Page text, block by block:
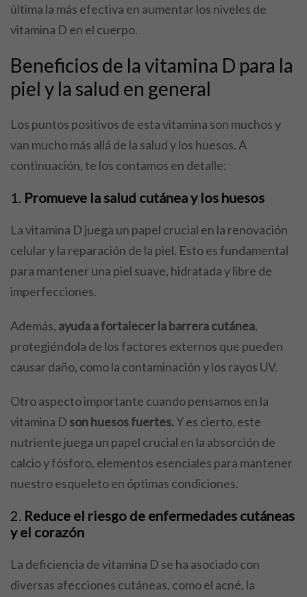
última la más efectiva en aumentar los niveles de
vitamina D en el cuerpo.
Beneficios de la vitamina D para la
piel y la salud en general
Los puntos positivos de esta vitamina son muchos y
van mucho más allá de la salud y los huesos. A
continuación, te los contamos en detalle:
1. Promueve la salud cutánea y los huesos
La vitamina D juega un papel crucial en la renovación
celular y la reparación de la piel. Esto es fundamental
para mantener una piel suave, hidratada y libre de
imperfecciones.
Además, ayuda a fortalecer la barrera cutánea,
protegiéndola de los factores externos que pueden
causar daño, como la contaminación y los rayos UV.
Otro aspecto importante cuando pensamos en la
vitamina D son huesos fuertes.Y es cierto, este
nutriente juega un papel crucial en la absorción de
calcio y fósforo, elementos esenciales para mantener
nuestro esqueleto en óptimas condiciones.
2. Reduce el riesgo de enfermedades cutáneas
y el corazón
La deficiencia de vitamina D se ha asociado con
diversas afecciones cutáneas, como el acné, la